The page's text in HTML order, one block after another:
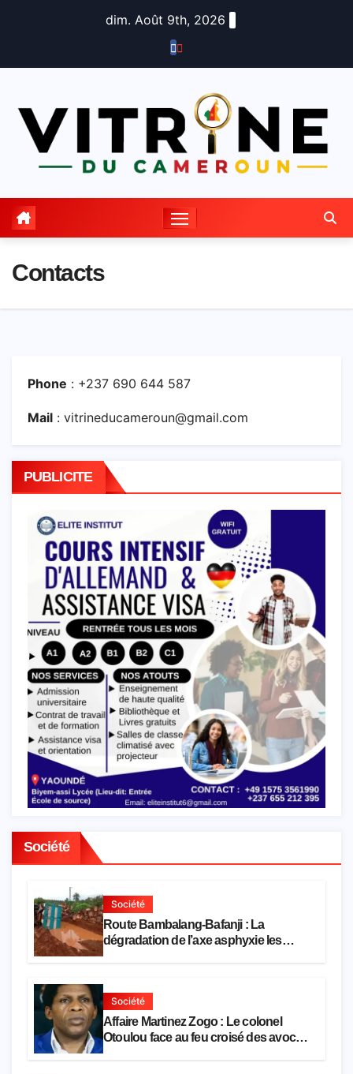
dim. Août 9th, 2026
Contacts
Phone : +237 690 644 587
Mail : vitrineducameroun@gmail.com
PUBLICITE
Société
Société
Route Bambalang-Bafanji : La
dégradation de l’axe asphyxie les
Société
Affaire Martinez Zogo : Le colonel
Otoulou face au feu croisé des avocats